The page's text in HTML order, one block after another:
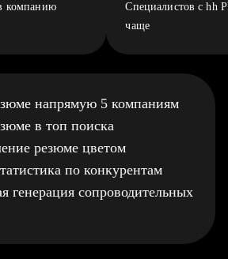
компанию
Специалистов с hh
чаще
напрямую 5 компаниям
в топ поиска
резюме цветом
по конкурентам
генерация сопроводительных